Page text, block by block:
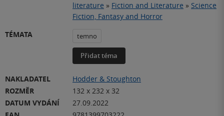
literature » Fiction and Literature » Science
Fiction, Fantasy and Horror
TÉMATA
temno
Přidat téma
NAKLADATEL
Hodder & Stoughton
ROZMĚR
132 x 232 x 32
DATUM VYDÁNÍ
27.09.2022